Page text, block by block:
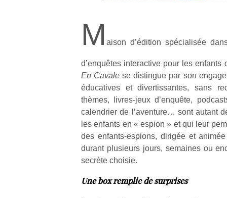
M aison d’édition spécialisée
d’enquêtes interactive pour les
En Cavale se distingue par son
éducatives et divertissantes, sans
thèmes, livres-jeux d’enquête,
calendrier de l’aventure… sont autant
les enfants en « espion » et qui leur
des enfants-espions, dirigée et animée
durant plusieurs jours, semaines ou
secrète choisie.
Une box remplie de surprises